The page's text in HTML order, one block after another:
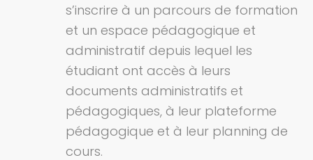
s’inscrire à un parcours de formation
et un espace pédagogique et
administratif depuis lequel les
étudiant ont accès à leurs
documents administratifs et
pédagogiques, à leur plateforme
pédagogique et à leur planning de
cours.